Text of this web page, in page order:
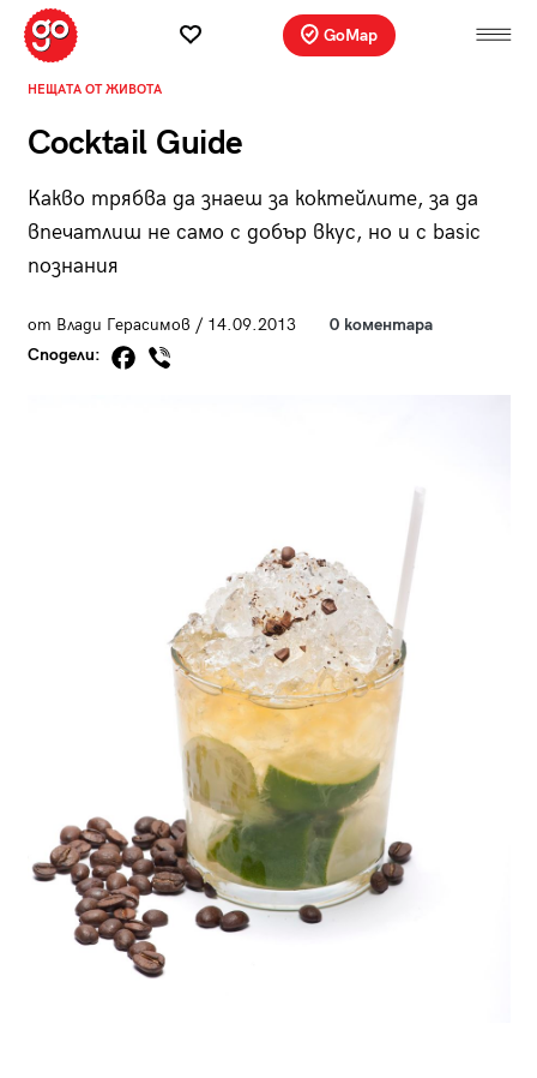
GoMap
НЕЩАТА ОТ ЖИВОТА
Cocktail Guide
Какво трябва да знаеш за коктейлите, за да
впечатлиш не само с добър вкус, но и с basic
познания
от Влади Герасимов / 14.09.2013
0 коментара
Сподели: